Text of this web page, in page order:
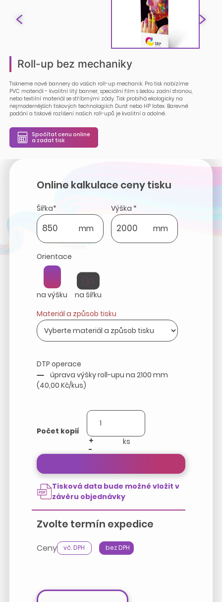
Roll-up bez mechaniky
Tiskneme nové bannery do vašich roll-up mechanik. Pro tisk nabízíme
PVC materiál - kvalitní litý banner, speciální film s šedou zadní stranou,
nebo textilní materiál se stříbrnými zády. Tisk probíhá ekologicky na
nejmodernějších tiskových technologiích Durst nebo HP latex. Barevné
podání a tiskové rozlišení našich roll-upů je kvalitní a odolné.
Spočítat cenu online
a zadat tisk
Online kalkulace ceny tisku
Šířka*
mm
Výška *
mm
Orientace
na výšku
na šířku
Materiál a způsob tisku
DTP operace
úprava výšky roll-upu na 2100 mm
(40,00 Kč/kus)
Počet kopií
+
-
Tisková data bude možné vložit v
závěru objednávky
Zvolte termín expedice
Ceny vč. DPH bez DPH